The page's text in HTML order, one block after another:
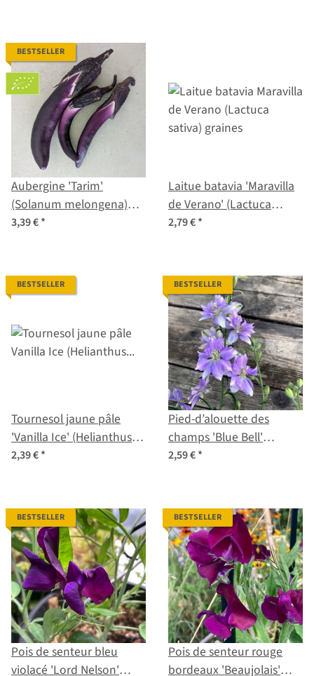
BESTSELLER
Aubergine 'Tarim'
(Solanum melongena)
semences biologiques
3,39 €*
Laitue batavia 'Maravilla
de Verano' (Lactuca
sativa) graines
2,79 €*
BESTSELLER
Tournesol jaune pâle
'Vanilla Ice' (Helianthus
debilis) graines
2,39 €*
BESTSELLER
Pied-d’alouette des
champs 'Blue Bell'
(Consolida ajacis) graines
2,59 €*
BESTSELLER
Pois de senteur bleu
violacé 'Lord Nelson'
BESTSELLER
Pois de senteur rouge
bordeaux 'Beaujolais'